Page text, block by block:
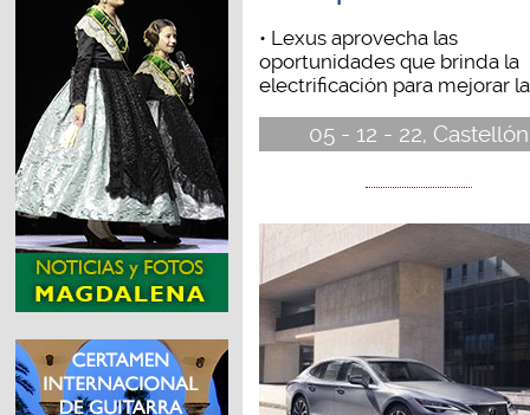
• Lexus aprovecha las
oportunidades que brinda la
electrificación para mejorar
05 - 12 - 22, Castellón